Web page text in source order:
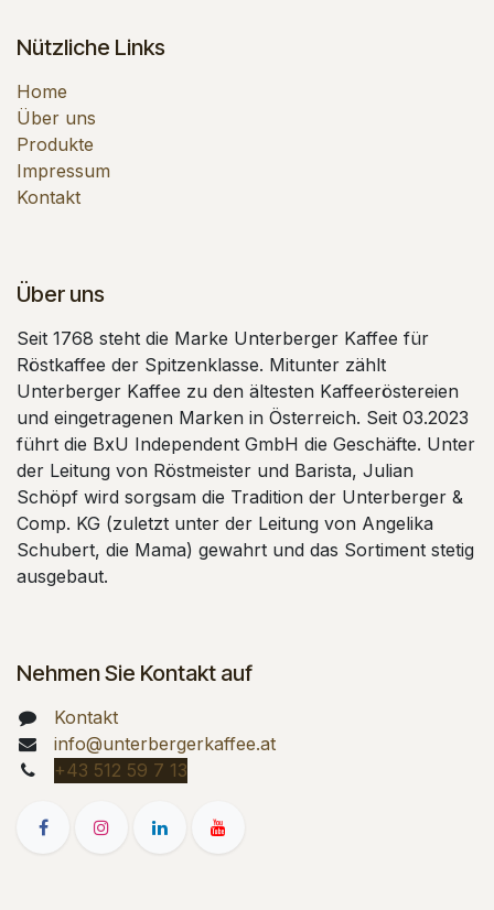
Nützliche Links
Home
Über uns
Produkte
Impressum
Kontakt
Über uns
Seit 1768 steht die Marke Unterberger Kaffee für
Röstkaffee der Spitzenklasse. Mitunter zählt
Unterberger Kaffee zu den ältesten Kaffeeröstereien
und eingetragenen Marken in Österreich. Seit 03.2023
führt die BxU Independent GmbH die Geschäfte. Unter
der Leitung von Röstmeister und Barista, Julian
Schöpf wird sorgsam die Tradition der Unterberger &
Comp. KG (zuletzt unter der Leitung von Angelika
Schubert, die Mama) gewahrt und das Sortiment stetig
ausgebaut.
Nehmen Sie Kontakt auf
Kontakt
info@unterbergerkaffee.at
+43 512 59 7 13